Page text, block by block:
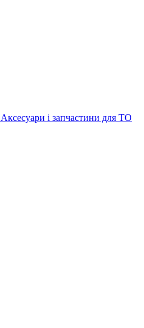
Аксесуари і запчастини для ТО